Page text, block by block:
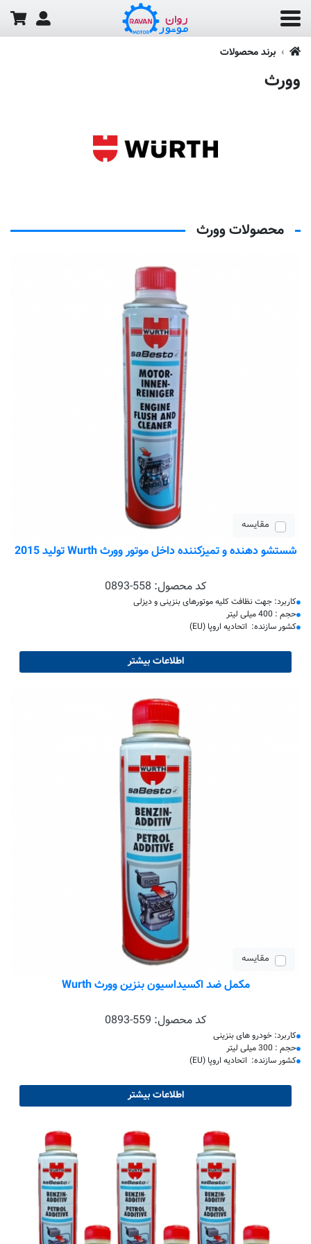
برند محصولات
وورث
محصولات وورث
مقایسه
شستشو دهنده و تمیزکننده داخل موتور وورث Wurth تولید 2015
کد محصول: 0893-558
کاربرد: جهت نظافت کلیه موتورهای بنزینی و دیزلی
حجم : 400 میلی لیتر
کشور سازنده: اتحادیه اروپا (EU)
اطلاعات بیشتر
مقایسه
مکمل ضد اکسیداسیون بنزین وورث Wurth
کد محصول: 0893-559
کاربرد: خودرو های بنزینی
حجم : 300 میلی لیتر
کشور سازنده: اتحادیه اروپا (EU)
اطلاعات بیشتر